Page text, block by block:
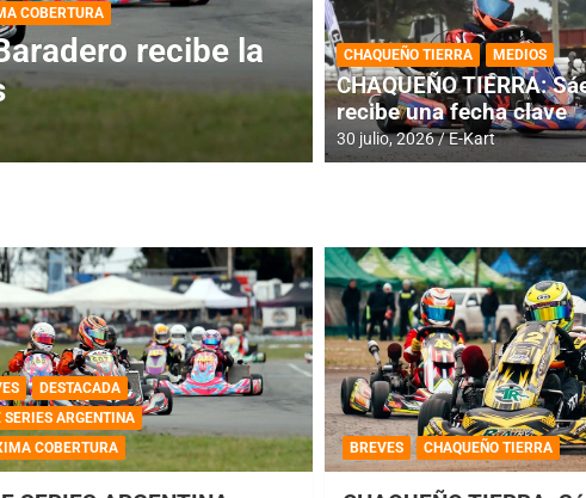
para la
DESTACADA INFORME CENTRAL
RMC BUENOS
histórica en
4 agosto, 2026 E-Kart
CHAQUEÑO TIERRA MEDIOS
CHAQUEÑO TIERRA:
recibe una fecha clave
30 julio, 2026 E-Kart
DESTACADA
ARGENTINA
COBERTURA
BREVES CHAQUEÑO TIERRA